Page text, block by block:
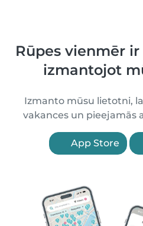
Rūpes vienmēr
izmantojot
Izmanto mūsu lietotni,
vakances un pieejamās
App Store